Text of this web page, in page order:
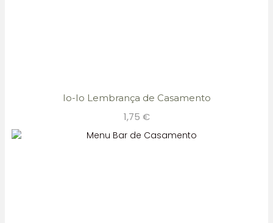
Io-Io Lembrança de Casamento
1,75 €